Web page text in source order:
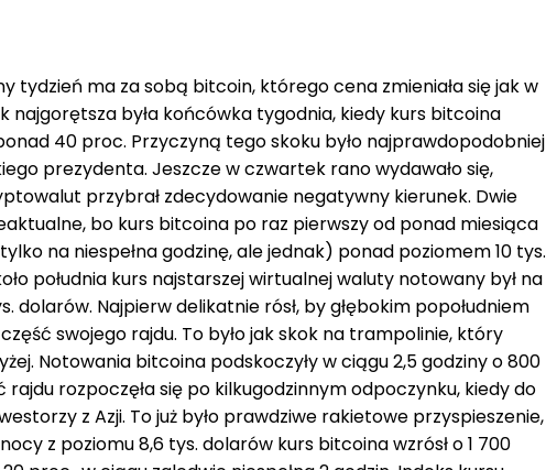
tydzień ma za sobą bitcoin, którego cena zmieniała się jak w
najgorętsza była końcówka tygodnia, kiedy kurs bitcoina
40 proc. Przyczyną tego skoku było najprawdopodobniej
prezydenta. Jeszcze w czwartek rano wydawało się,
przybrał zdecydowanie negatywny kierunek. Dwie
bo kurs bitcoina po raz pierwszy od ponad miesiąca
na niespełna godzinę, ale jednak) ponad poziomem 10 tys.
południa kurs najstarszej wirtualnej waluty notowany był na
dolarów. Najpierw delikatnie rósł, by głębokim popołudniem
swojego rajdu. To było jak skok na trampolinie, który
Notowania bitcoina podskoczyły w ciągu 2,5 godziny o 800
rajdu rozpoczęła się po kilkugodzinnym odpoczynku, kiedy do
z Azji. To już było prawdziwe rakietowe przyspieszenie,
z poziomu 8,6 tys. dolarów kurs bitcoina wzrósł o 1 700